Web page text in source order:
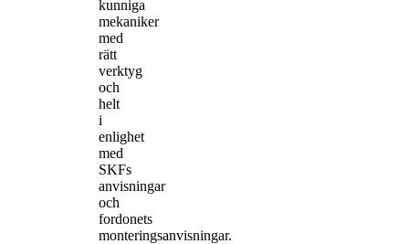
kunniga
mekaniker
med
rätt
verktyg
och
helt
i
enlighet
med
SKFs
anvisningar
och
fordonets
monteringsanvisningar.